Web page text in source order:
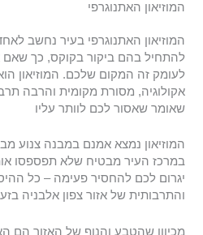
המוזיאון האתנוגרפי
המוזיאון האתנוגרפי בעיר נחשב
להתחיל בהם ביקור בקוקס, כך שאם
לעומק זה המקום שלכם. המוזיאון
אקולוגיה, מסורת מקומית והרבה
שאומר שאסור לכם לוותר עליו
המוזיאון נמצא אמנם במבנה צנוע
במרכז העיר מבטיח שלא תפספסו
יגרום לכם להחסיר פעימה – כל
והתרבותית של אזור צפון אלבניה
מכיוון שהטבע והנוף של האזור הם